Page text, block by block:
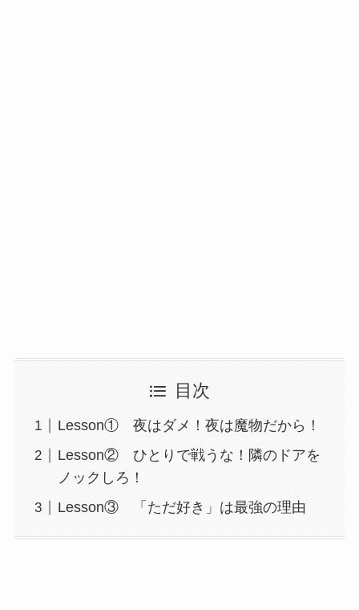
目次
Lesson① 夜はダメ！夜は魔物だから！
Lesson② ひとりで戦うな！隣のドアを
ノックしろ！
Lesson③ 「ただ好き」は最強の理由